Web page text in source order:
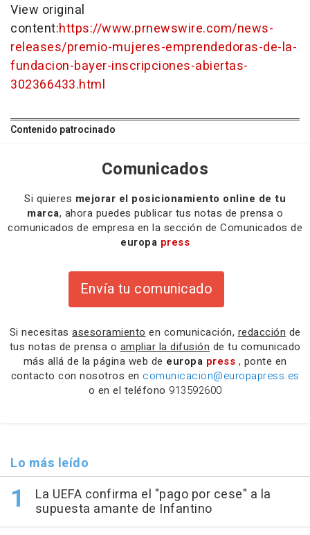
View original
content:https://www.prnewswire.com/news-
releases/premio-mujeres-emprendedoras-de-la-
fundacion-bayer-inscripciones-abiertas-
302366433.html
Contenido patrocinado
Comunicados
Si quieres mejorar el posicionamiento online de tu
marca, ahora puedes publicar tus notas de prensa o
comunicados de empresa en la sección de Comunicados de
europa press
Envía tu comunicado
Si necesitas asesoramiento en comunicación, redacción de
tus notas de prensa o ampliar la difusión de tu comunicado
más allá de la página web de europa press , ponte en
contacto con nosotros en comunicacion@europapress.es
o en el teléfono 913592600
Lo más leído
La UEFA confirma el "pago por cese" a la
supuesta amante de Infantino